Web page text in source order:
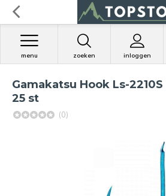
zoeken inloggen
menu
Gamakatsu Hook Ls-2210S
25 st
(0)